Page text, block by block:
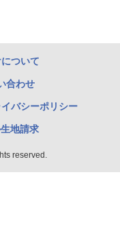
ついて
合わせ
バシーポリシー
地請求
reserved.